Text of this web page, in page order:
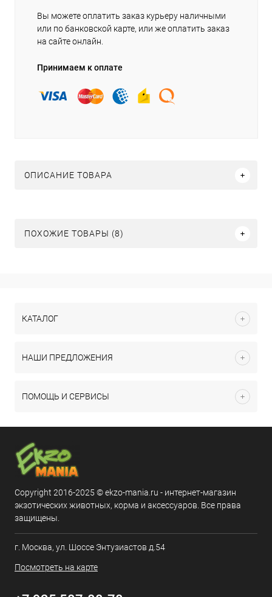
Вы можете оплатить заказ курьеру наличными
или по банковской карте, или же оплатить заказ
на сайте онлайн.
Принимаем к оплате
ОПИСАНИЕ ТОВАРА
ПОХОЖИЕ ТОВАРЫ (8)
КАТАЛОГ
НАШИ ПРЕДЛОЖЕНИЯ
ПОМОЩЬ И СЕРВИСЫ
Copyright 2016-2025 © ekzo-mania.ru - интернет-магазин
экзотических животных, корма и аксессуаров. Все права
защищены.
г. Москва, ул. Шоссе Энтузиастов д.54
Посмотреть на карте